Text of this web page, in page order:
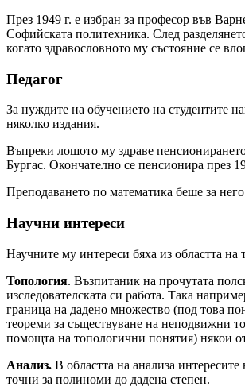
През 1949 г. е избран за професор във
Софийската политехника. След
когато здравословното му състояние се
Педагог
За нуждите на обучението на студентите
няколко издания.
Въпреки лошото му здраве
Бургас. Окончателно се пенсионира през
Преподаването по математика беше за
Научни интереси
Научните му интереси бяха из областта на
Топология. Възпитаник на прочутата
изследователската си работа. Така
граница на дадено множество (под това
теореми за съществуване на неподвижни
помощта на топологични понятия) някои
Анализ. В областта на анализа
точни за полиноми до дадена степен.